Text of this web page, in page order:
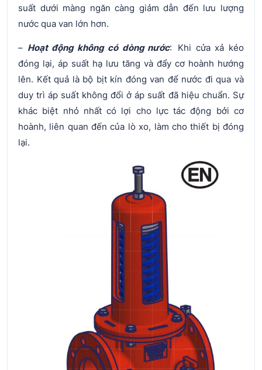
suất dưới màng ngăn càng giảm dẫn đến lưu lượng
nước qua van lớn hơn.
– Hoạt động không có dòng nước: Khi cửa xả kéo
đóng lại, áp suất hạ lưu tăng và đẩy cơ hoành hướng
lên. Kết quả là bộ bịt kín đóng van để nước đi qua và
duy trì áp suất không đổi ở áp suất đã hiệu chuẩn. Sự
khác biệt nhỏ nhất có lợi cho lực tác động bởi cơ
hoành, liên quan đến của lò xo, làm cho thiết bị đóng
lại.